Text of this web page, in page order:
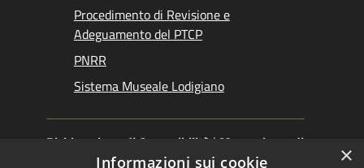
Procedimento di Revisione e
Adeguamento del PTCP
PNRR
Sistema Museale Lodigiano
Dichiarazione di Accessibilità | Meccanismo di
Feedback|Obiettivi accessibilità ×
Informazioni sui cookie